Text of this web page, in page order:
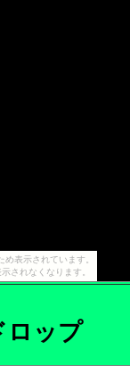
表示されています。
されなくなります。
ロップ